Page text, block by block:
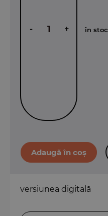
- + în stoc
versiunea digitală